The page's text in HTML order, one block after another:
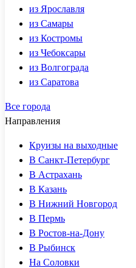
из Ярославля
из Самары
из Костромы
из Чебоксары
из Волгограда
из Саратова
Все города
Направления
Круизы на выходные
В Санкт-Петербург
В Астрахань
В Казань
В Нижний Новгород
В Пермь
В Ростов-на-Дону
В Рыбинск
На Соловки